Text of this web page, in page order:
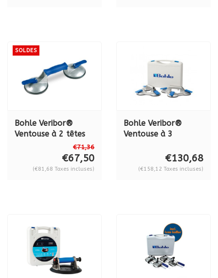
SOLDES
Bohle Veribor®
Ventouse à 2 têtes
BO 602.42 BL en€71,36
€67,50
(€81,68 Taxes incluses)
Bohle Veribor®
Ventouse à 3
en aluminium BO
S3.021, en set Série
€130,68
(€158,12 Taxes incluses)